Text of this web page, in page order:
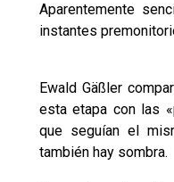
Aparentemente
instantes
Ewald Gäßler
esta etapa con las
que seguían el
también hay sombra.